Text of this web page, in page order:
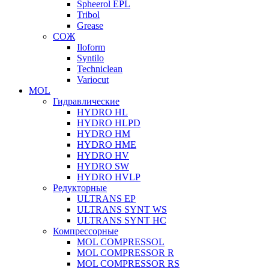
Spheerol EPL
Tribol
Grease
СОЖ
Iloform
Syntilo
Techniclean
Variocut
MOL
Гидравлические
HYDRO HL
HYDRO HLPD
HYDRO HM
HYDRO HME
HYDRO HV
HYDRO SW
HYDRO HVLP
Редукторные
ULTRANS EP
ULTRANS SYNT WS
ULTRANS SYNT HC
Компрессорные
MOL COMPRESSOL
MOL COMPRESSOR R
MOL COMPRESSOR RS